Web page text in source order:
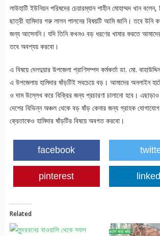
লাউহাটি ইউনিয়ন পরিষদের চেয়ারম্যান শাহীন মোহাম্মদ খান
ছাত্রী হামিদার গরু লালন পালনের বিষয়টি আমি জানি। তবে উনি
জন্য আসেননি। যদি তিনি কখনও বড় ধরণের খামার করতে আমাদের
তবে অবশ্যয় করবো।
এ বিষয়ে দেলদুয়ার উপজেলা প্রাণিসম্পদ কর্মকর্তা ডা. মো.
এ উপজেলায় হামিদার ষাঁড়টিই সবচেয়ে বড়। আমাদের অনলাইন
ও দাম উল্লেখ করে বিক্রির জন্য প্রচারণা চালানো হবে।
দেশের বিভিন্ন অঞ্চল থেকে বড় ষাঁড় কেনার জন্য গ্রাহক
ক্রেতাকেও হামিদার ষাঁড়টির বিষয়ে অবগত করবো।
facebook
pinterest
Related